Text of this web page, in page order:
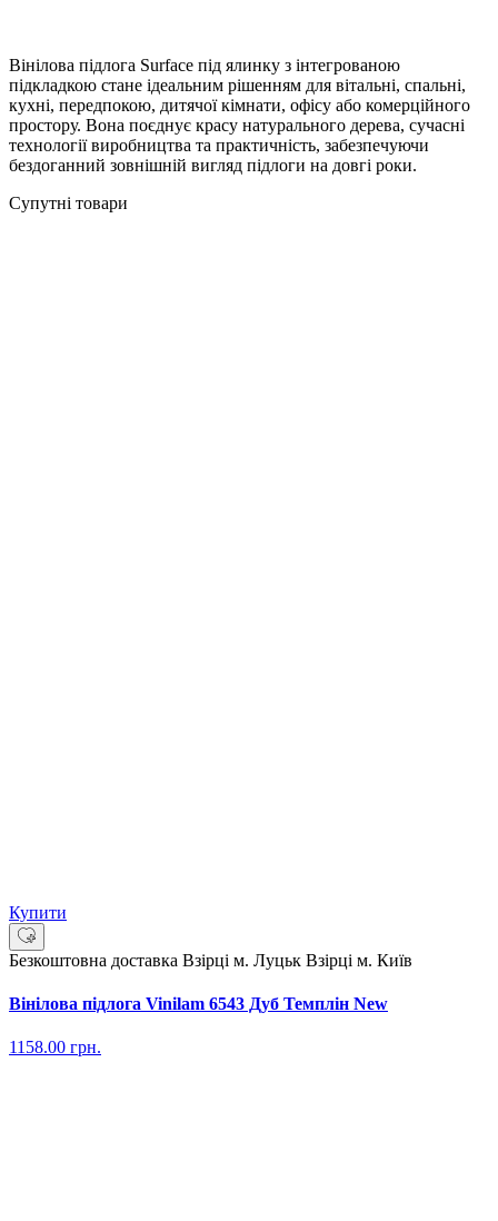
Вінілова підлога Surface під ялинку з інтегрованою
підкладкою стане ідеальним рішенням для вітальні, спальні,
кухні, передпокою, дитячої кімнати, офісу або комерційного
простору. Вона поєднує красу натурального дерева, сучасні
технології виробництва та практичність, забезпечуючи
бездоганний зовнішній вигляд підлоги на довгі роки.
Супутні товари
Купити
Безкоштовна доставка Взірці м. Луцьк Взірці м. Київ
Вінілова підлога Vinilam 6543 Дуб Темплін New
1158.00 грн.